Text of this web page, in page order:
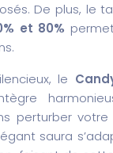
De plus, le
et 80%
le
perturber votre
saura